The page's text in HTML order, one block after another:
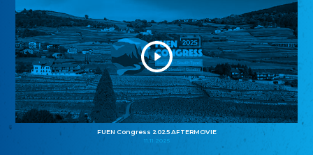
FUEN Congress 2025 AFTERMOVIE
11.11.2025